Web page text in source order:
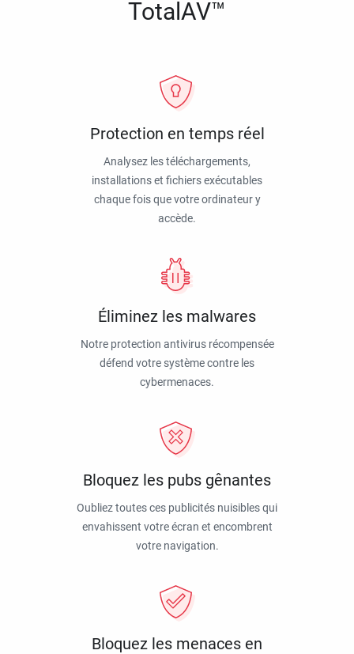
TotalAV™
Protection en temps réel
Analysez les téléchargements,
installations et fichiers exécutables
chaque fois que votre ordinateur y
accède.
Éliminez les malwares
Notre protection antivirus récompensée
défend votre système contre les
cybermenaces.
Bloquez les pubs gênantes
Oubliez toutes ces publicités nuisibles qui
envahissent votre écran et encombrent
votre navigation.
Bloquez les menaces en